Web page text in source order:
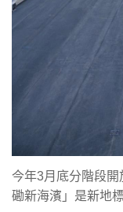
今年3月底分階段
磡新海濱」是新地